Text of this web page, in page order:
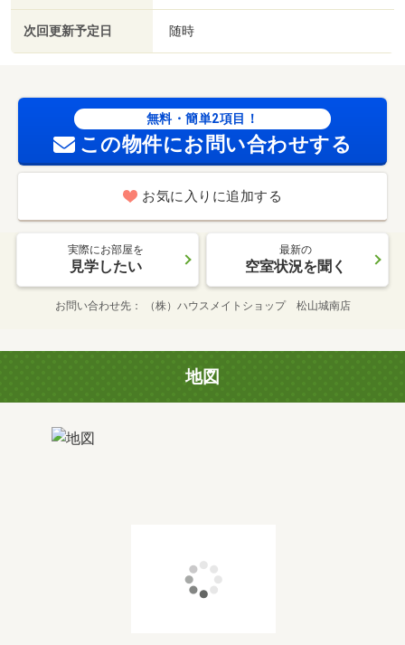
次回更新予定日 随時
無料・簡単2項目！
この物件にお問い合わせする
お気に入りに追加する
実際にお部屋を
見学したい
最新の
空室状況を聞く
お問い合わせ先 （株）ハウスメイトショップ 松山城南店
地図